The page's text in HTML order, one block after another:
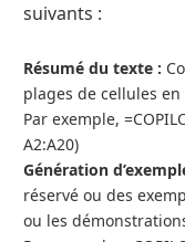
suivants :
Résumé du texte :
plages de cellules
Par exemple,
A2:A20)
Génération
réservé ou des
ou les